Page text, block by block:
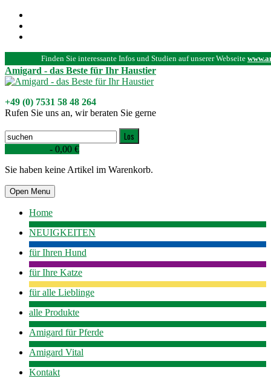
Finden Sie interessante Infos und Studien auf unserer Webseite
Amigard - das Beste für Ihr Haustier
+49 (0) 7531 58 48 264
Rufen Sie uns an, wir beraten Sie gerne
Los
- 0,00 €
Sie haben keine Artikel im Warenkorb.
Open Menu
Home
NEUIGKEITEN
für Ihren Hund
für Ihre Katze
für alle Lieblinge
alle Produkte
Amigard für Pferde
Amigard Vital
Kontakt